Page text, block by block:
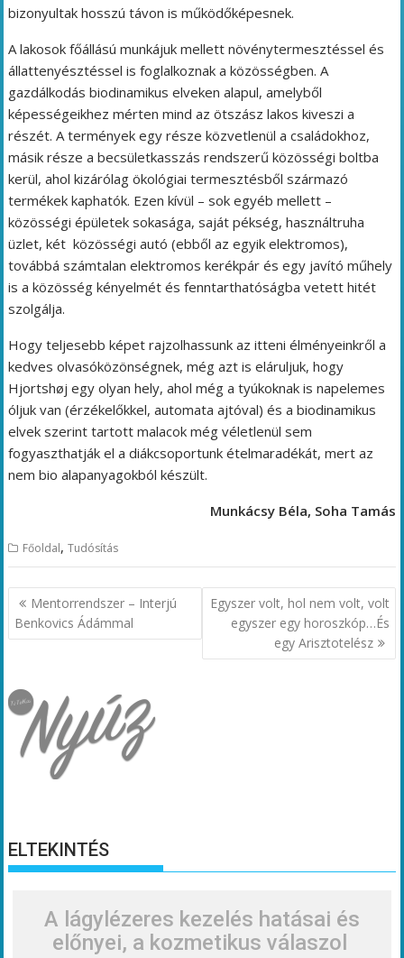
bizonyultak hosszú távon is működőképesnek.
A lakosok főállású munkájuk mellett növénytermesztéssel és
állattenyésztéssel is foglalkoznak a közösségben. A
gazdálkodás biodinamikus elveken alapul, amelyből
képességeikhez mérten mind az ötszász lakos kiveszi a
részét. A termények egy része közvetlenül a családokhoz,
másik része a becsületkasszás rendszerű közösségi boltba
kerül, ahol kizárólag ökológiai termesztésből származó
termékek kaphatók. Ezen kívül – sok egyéb mellett –
közösségi épületek sokasága, saját pékség, használtruha
üzlet, két közösségi autó (ebből az egyik elektromos),
továbbá számtalan elektromos kerékpár és egy javító műhely
is a közösség kényelmét és fenntarthatóságba vetett hitét
szolgálja.
Hogy teljesebb képet rajzolhassunk az itteni élményeinkről a
kedves olvasóközönségnek, még azt is eláruljuk, hogy
Hjortshøj egy olyan hely, ahol még a tyúkoknak is napelemes
óljuk van (érzékelőkkel, automata ajtóval) és a biodinamikus
elvek szerint tartott malacok még véletlenül sem
fogyaszthatják el a diákcsoportunk ételmaradékát, mert az
nem bio alapanyagokból készült.
Munkácsy Béla, Soha Tamás
Főoldal,Tudósítás
Bejegyzés
navigáció
Mentorrendszer – Interjú
Benkovics Ádámmal
Egyszer volt, hol nem volt, volt
egyszer egy horoszkóp…És
egy Arisztotelész
ELTEKINTÉS
A lágylézeres kezelés hatásai és
előnyei, a kozmetikus válaszol